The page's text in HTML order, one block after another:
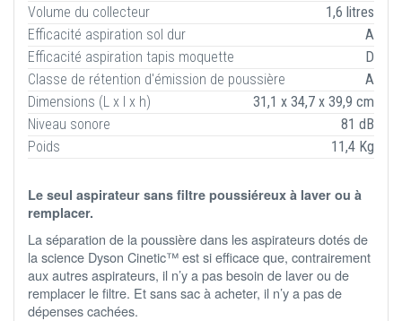
Volume du collecteur
1,6 litres
Efficacité aspiration sol dur
A
Efficacité aspiration tapis moquette
D
Classe de rétention d'émission de poussière
A
Dimensions (L x l x h)
31,1 x 34,7 x 39,9 cm
Niveau sonore
81 dB
Poids
11,4 Kg
Le seul aspirateur sans filtre poussiéreux à laver ou à
remplacer.
La séparation de la poussière dans les aspirateurs dotés de
la science Dyson Cinetic™ est si efficace que, contrairement
aux autres aspirateurs, il n’y a pas besoin de laver ou de
remplacer le filtre. Et sans sac à acheter, il n’y a pas de
dépenses cachées.